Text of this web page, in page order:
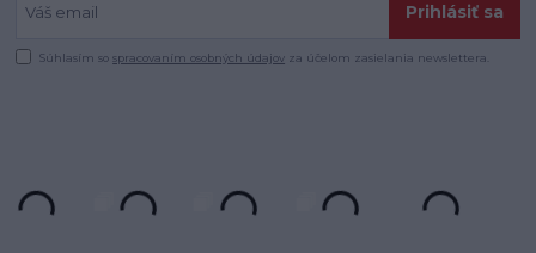
Prihlásiť sa
Súhlasím sospracovaním osobných údajov za účelom zasielania newslettera.